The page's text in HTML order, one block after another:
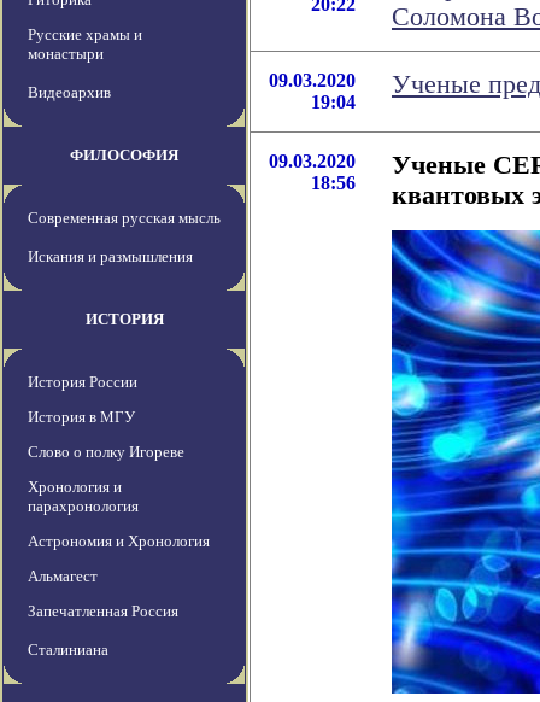
Русские храмы и
монастыри
Видеоархив
ФИЛОСОФИЯ
Современная русская мысль
Искания и размышления
ИСТОРИЯ
История России
История в МГУ
Слово о полку Игореве
Хронология и
парахронология
Астрономия и Хронология
Альмагест
Запечатленная Россия
Сталиниана
20:22
Соломона
09.03.2020
19:04
Ученые
09.03.2020
18:56
Ученые
квантовых